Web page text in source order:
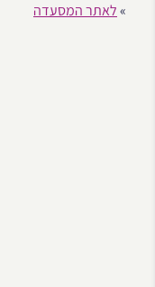
»לאתר המסעדה